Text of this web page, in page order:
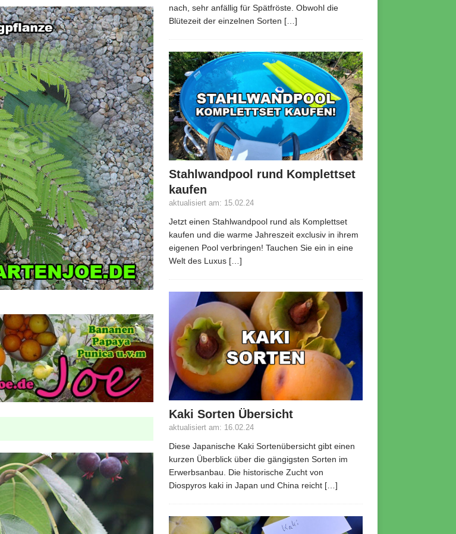
nach, sehr anfällig für Spätfröste. Obwohl die
Blütezeit der einzelnen Sorten […]
Stahlwandpool rund Komplettset
kaufen
aktualisiert am: 15.02.24
Jetzt einen Stahlwandpool rund als Komplettset
kaufen und die warme Jahreszeit exclusiv in ihrem
eigenen Pool verbringen! Tauchen Sie ein in eine
Welt des Luxus […]
Kaki Sorten Übersicht
aktualisiert am: 16.02.24
Diese Japanische Kaki Sortenübersicht gibt einen
kurzen Überblick über die gängigsten Sorten im
Erwerbsanbau. Die historische Zucht von
Diospyros kaki in Japan und China reicht […]